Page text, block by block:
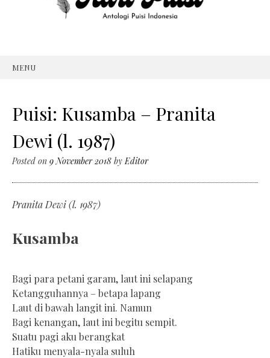
MENU
Puisi: Kusamba – Pranita
Dewi (l. 1987)
Posted on 9 November 2018 byEditor
Pranita Dewi (l. 1987)
Kusamba
Bagi para petani garam, laut ini selapang
Ketangguhannya – betapa lapang
Laut di bawah langit ini. Namun
Bagi kenangan, laut ini begitu sempit.
Suatu pagi aku berangkat
Hatiku menyala-nyala suluh